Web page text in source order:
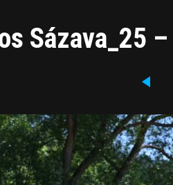
Sázava_25